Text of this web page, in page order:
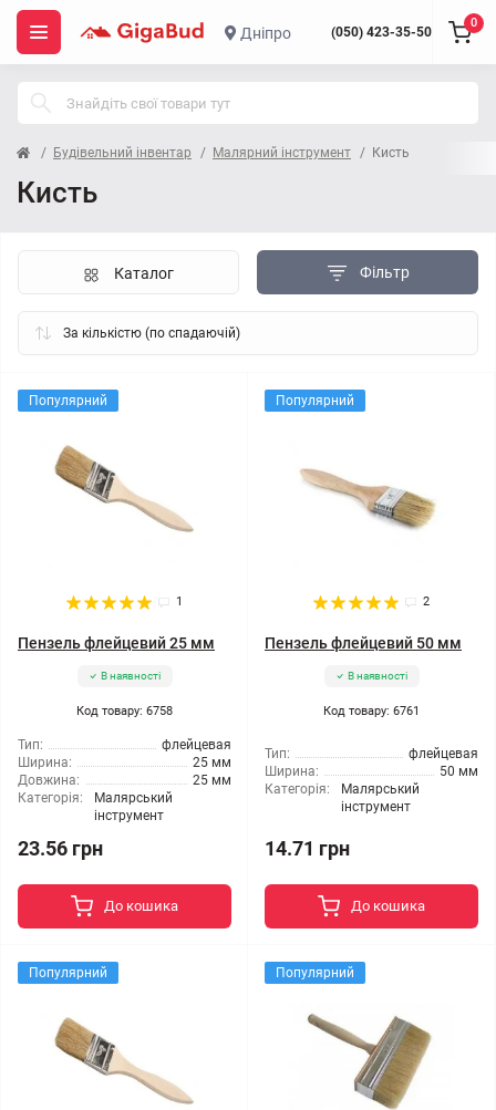
Дніпро (050) 423-35-50
0
Будівельний інвентар Малярний інструмент Кисть
Кисть
Фільтр
Каталог
Популярний
1
Пензель флейцевий 25 мм
В наявності
Код товару: 6758
Тип:
флейцевая
Ширина:
25 мм
Довжина:
25 мм
Категорія:
Малярський
інструмент
23.56 грн
До кошика
Популярний
2
Пензель флейцевий 50 мм
В наявності
Код товару: 6761
Тип:
флейцевая
Ширина:
50 мм
Категорія:
Малярський
інструмент
14.71 грн
До кошика
Популярний Популярний